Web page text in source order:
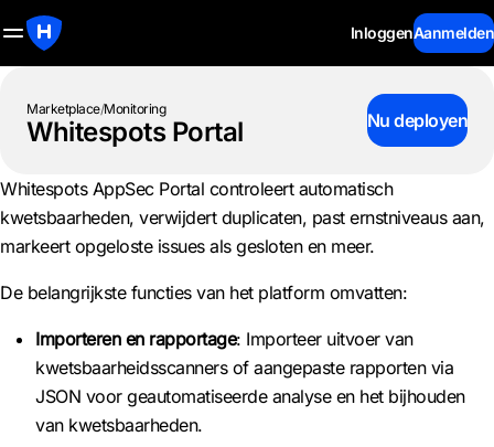
InloggenAanmelden
Marketplace/Monitoring
Whitespots Portal Nu deployen
Whitespots AppSec Portal controleert automatisch
kwetsbaarheden, verwijdert duplicaten, past ernstniveaus aan,
markeert opgeloste issues als gesloten en meer.
De belangrijkste functies van het platform omvatten:
Importeren en rapportage: Importeer uitvoer van
kwetsbaarheidsscanners of aangepaste rapporten via
JSON voor geautomatiseerde analyse en het bijhouden
van kwetsbaarheden.